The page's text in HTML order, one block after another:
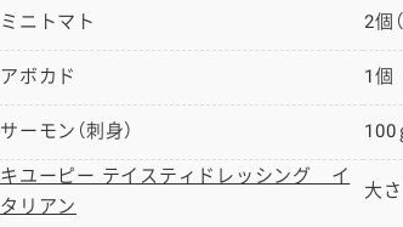
ミニトマト 2個
アボカド 1個
サーモン（刺身） 100
キユーピー テイスティドレッシング イ
タリアン
大